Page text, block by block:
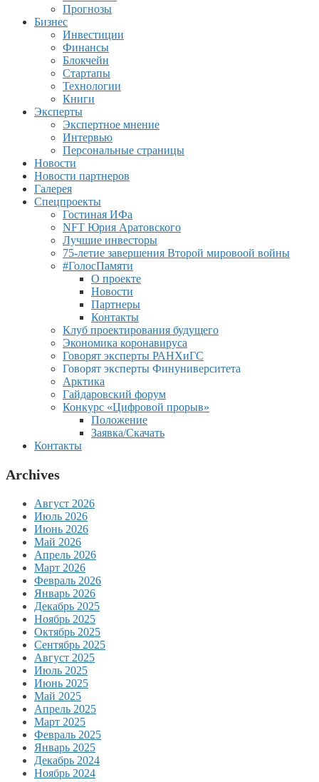
Прогнозы
Бизнес
Инвестиции
Финансы
Блокчейн
Стартапы
Технологии
Книги
Эксперты
Экспертное мнение
Интервью
Персональные страницы
Новости
Новости партнеров
Галерея
Спецпроекты
Гостиная ИФа
NFT Юрия Аратовского
Лучшие инвесторы
75-летие завершения Второй мировоой войны
#ГолосПамяти
О проекте
Новости
Партнеры
Контакты
Клуб проектирования будущего
Экономика коронавируса
Говорят эксперты РАНХиГС
Говорят эксперты Финуниверситета
Арктика
Гайдаровский форум
Конкурс «Цифровой прорыв»
Положение
Заявка/Скачать
Контакты
Archives
Август 2026
Июль 2026
Июнь 2026
Май 2026
Апрель 2026
Март 2026
Февраль 2026
Январь 2026
Декабрь 2025
Ноябрь 2025
Октябрь 2025
Сентябрь 2025
Август 2025
Июль 2025
Июнь 2025
Май 2025
Апрель 2025
Март 2025
Февраль 2025
Январь 2025
Декабрь 2024
Ноябрь 2024